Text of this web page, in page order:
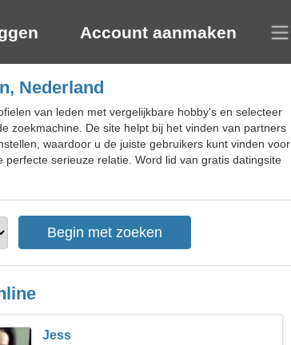
Account aanmaken
Nederland
van leden met vergelijkbare hobby's en selecteer
zoekmachine. De site helpt bij het vinden van partners
waardoor u de juiste gebruikers kunt vinden voor
serieuze relatie. Word lid van gratis datingsite
Jess